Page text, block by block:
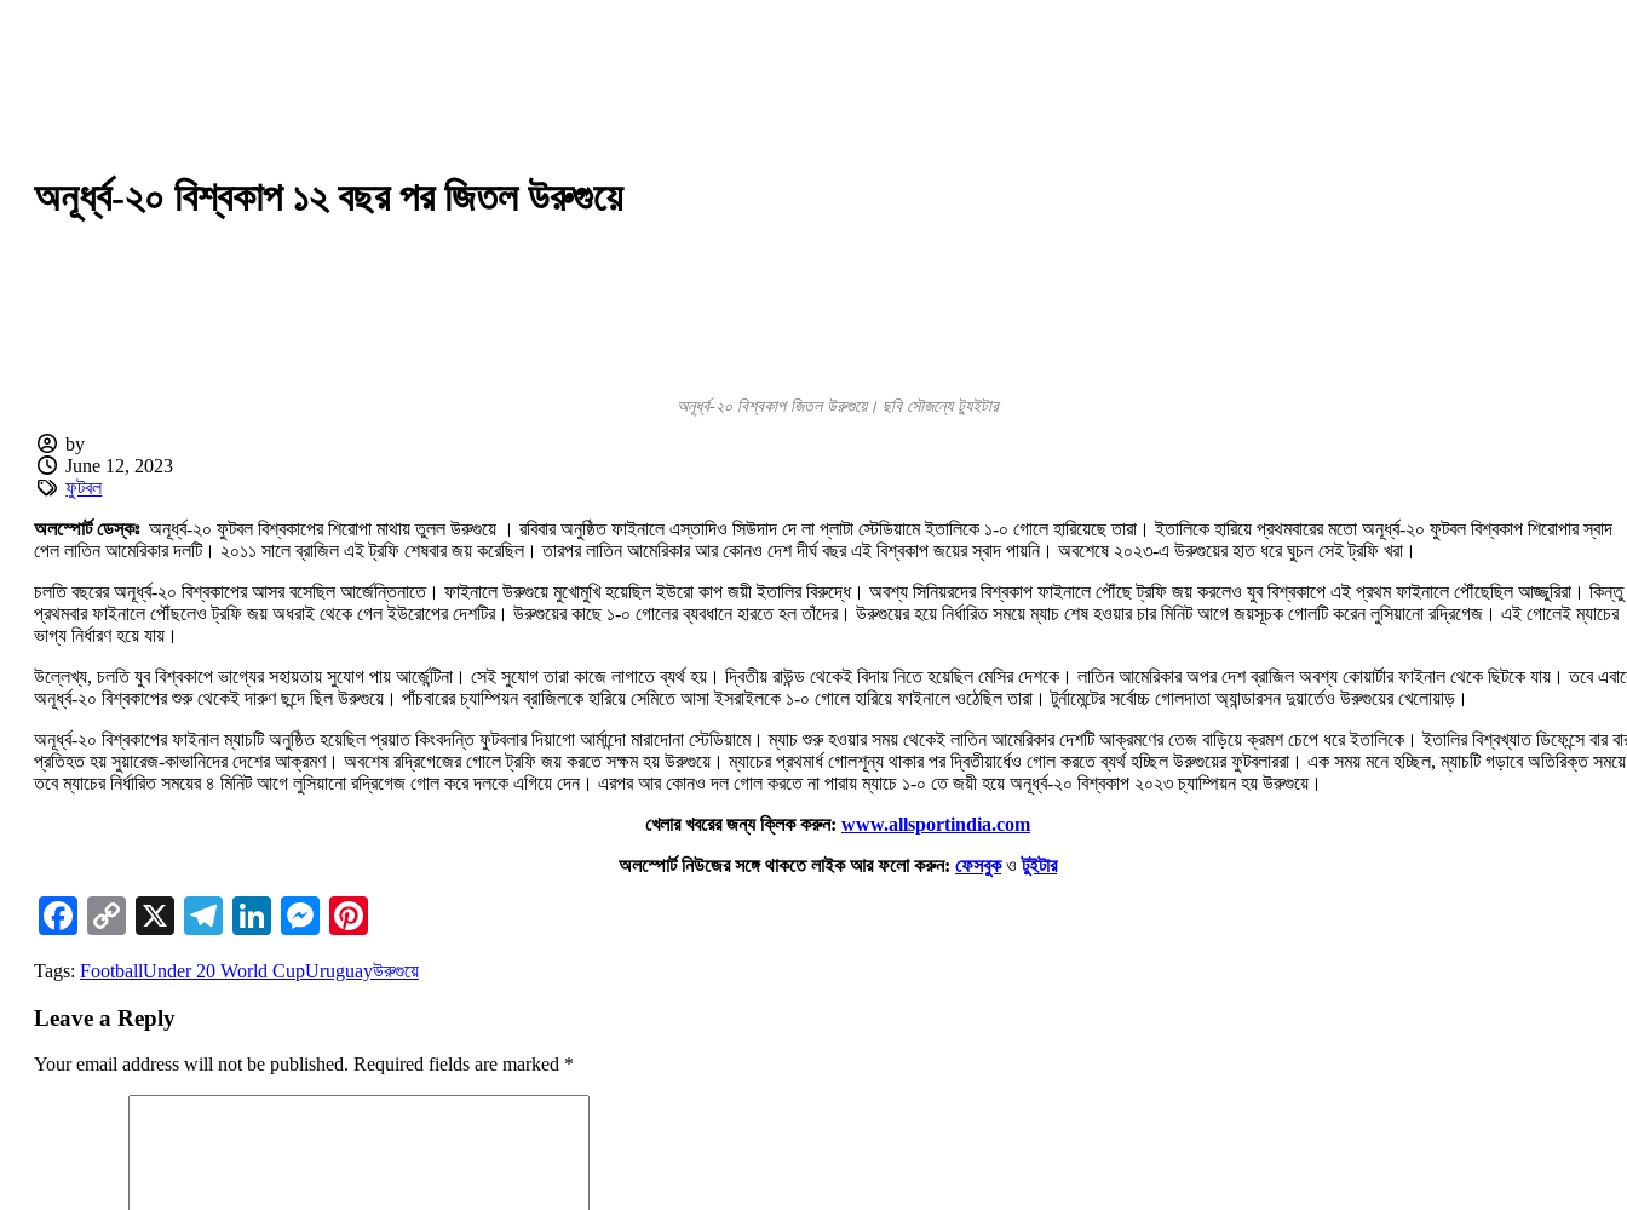
অনূর্ধ্ব-২০ বিশ্বকাপ ১২ বছর পর জিতল উরুগুয়ে
অনূর্ধ্ব-২০ বিশ্বকাপ জিতল উরুগুয়ে। ছবি সৌজন্যে ট্যুইটার
by
June 12, 2023
ফুটবল
অলস্পোর্ট ডেস্কঃ অনূর্ধ্ব-২০ ফুটবল বিশ্বকাপের শিরোপা মাথায় তুলল উরুগুয়ে । রবিবার অনুষ্ঠিত ফাইনালে এস্তাদিও সিউদাদ দে লা প্লাটা স্টেডিয়ামে ইতালিকে ১-০ গোলে হারিয়েছে তারা। ইতালিকে হারিয়ে প্রথমবারের মতো অনূর্ধ্ব-২০ ফুটবল বিশ্বকাপ শিরোপার স্বাদ
পেল লাতিন আমেরিকার দলটি। ২০১১ সালে ব্রাজিল এই ট্রফি শেষবার জয় করেছিল। তারপর লাতিন আমেরিকার আর কোনও দেশ দীর্ঘ বছর এই বিশ্বকাপ জয়ের স্বাদ পায়নি। অবশেষে ২০২৩-এ উরুগুয়ের হাত ধরে ঘুচল সেই ট্রফি খরা।
চলতি বছরের অনূর্ধ্ব-২০ বিশ্বকাপের আসর বসেছিল আর্জেন্তিনাতে। ফাইনালে উরুগুয়ে মুখোমুখি হয়েছিল ইউরো কাপ জয়ী ইতালির বিরুদ্ধে। অবশ্য সিনিয়রদের বিশ্বকাপ ফাইনালে পৌঁছে ট্রফি জয় করলেও যুব বিশ্বকাপে এই প্রথম ফাইনালে পৌঁছেছিল আজ্জুরিরা। কিন্তু
প্রথমবার ফাইনালে পৌঁছলেও ট্রফি জয় অধরাই থেকে গেল ইউরোপের দেশটির। উরুগুয়ের কাছে ১-০ গোলের ব্যবধানে হারতে হল তাঁদের। উরুগুয়ের হয়ে নির্ধারিত সময়ে ম্যাচ শেষ হওয়ার চার মিনিট আগে জয়সূচক গোলটি করেন লুসিয়ানো রদ্রিগেজ। এই গোলেই ম্যাচের
ভাগ্য নির্ধারণ হয়ে যায়।
উল্লেখ্য, চলতি যুব বিশ্বকাপে ভাগ্যের সহায়তায় সুযোগ পায় আর্জেন্টিনা। সেই সুযোগ তারা কাজে লাগাতে ব্যর্থ হয়। দ্বিতীয় রাউন্ড থেকেই বিদায় নিতে হয়েছিল মেসির দেশকে। লাতিন আমেরিকার অপর দেশ ব্রাজিল অবশ্য কোয়ার্টার ফাইনাল থেকে ছিটকে যায়। তবে
অনূর্ধ্ব-২০ বিশ্বকাপের শুরু থেকেই দারুণ ছন্দে ছিল উরুগুয়ে। পাঁচবারের চ্যাম্পিয়ন ব্রাজিলকে হারিয়ে সেমিতে আসা ইসরাইলকে ১-০ গোলে হারিয়ে ফাইনালে ওঠেছিল তারা। টুর্নামেন্টের সর্বোচ্চ গোলদাতা অ্যান্ডারসন দুয়ার্তেও উরুগুয়ের খেলোয়াড়।
অনূর্ধ্ব-২০ বিশ্বকাপের ফাইনাল ম্যাচটি অনুষ্ঠিত হয়েছিল প্রয়াত কিংবদন্তি ফুটবলার দিয়াগো আর্মান্দো মারাদোনা স্টেডিয়ামে। ম্যাচ শুরু হওয়ার সময় থেকেই লাতিন আমেরিকার দেশটি আক্রমণের তেজ বাড়িয়ে ক্রমশ চেপে ধরে ইতালিকে। ইতালির বিশ্বখ্যাত ডিফেন্সে বার
প্রতিহত হয় সুয়ারেজ-কাভানিদের দেশের আক্রমণ। অবশেষ রদ্রিগেজের গোলে ট্রফি জয় করতে সক্ষম হয় উরুগুয়ে। ম্যাচের প্রথমার্ধ গোলশূন্য থাকার পর দ্বিতীয়ার্ধেও গোল করতে ব্যর্থ হচ্ছিল উরুগুয়ের ফুটবলাররা। এক সময় মনে হচ্ছিল, ম্যাচটি গড়াবে অতিরিক্ত
তবে ম্যাচের নির্ধারিত সময়ের ৪ মিনিট আগে লুসিয়ানো রদ্রিগেজ গোল করে দলকে এগিয়ে দেন। এরপর আর কোনও দল গোল করতে না পারায় ম্যাচে ১-০ তে জয়ী হয়ে অনূর্ধ্ব-২০ বিশ্বকাপ ২০২৩ চ্যাম্পিয়ন হয় উরুগুয়ে।
খেলার খবরের জন্য ক্লিক করুন: www.allsportindia.com
অলস্পোর্ট নিউজের সঙ্গে থাকতে লাইক আর ফলো করুন: ফেসবুকওটুইটার
Facebook
Copy
Link
X Telegram
LinkedIn
Messenger
Tags: FootballUnder 20 World CupUruguayউরুগুয়ে
Leave a Reply
Your email address will not be published. Required fields are marked *